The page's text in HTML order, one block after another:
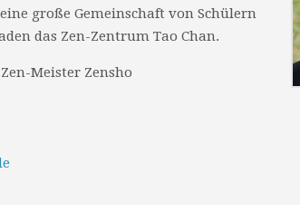
große Gemeinschaft von Schülern
das Zen-Zentrum Tao Chan.
Meister Zensho